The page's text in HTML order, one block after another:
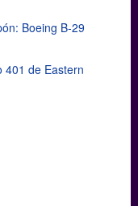
Boeing B-29
401 de Eastern